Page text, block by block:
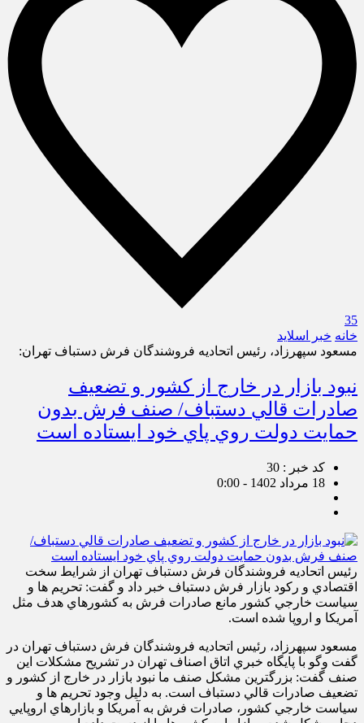
35
خانه خبر اسلايد
مسعود سپهرزاد، رئيس اتحاديه فروشندگان فرش دستباف تهران:
نبود بازار در خارج از کشور و تضعيف
صادرات قالي دستباف/ صنف فرش بدون
حمايت دولت روي پاي خود ايستاده است
کد خبر : 30
18 مرداد 1402 - 0:00
رئيس اتحاديه فروشندگان فرش دستباف تهران از شرايط سخت
اقتصادي و رکود بازار فرش دستباف خبر داد و گفت: تحريم ها و
سياست خارجي کشور مانع صادرات فرش به کشورهاي هدف مثل
آمريکا و اروپا شده است.
مسعود سپهرزاد، رئيس اتحاديه فروشندگان فرش دستباف تهران در
گفت وگو با پايگاه خبري اتاق اصناف تهران در تشريح مشکلات اين
صنف گفت: بزرگترين مشکل صنف ما نبود بازار در خارج از کشور و
تضعيف صادرات قالي دستباف است. به دليل وجود تحريم ها و
سياست خارجي کشور، صادرات فرش به آمريکا و بازارهاي اروپايي